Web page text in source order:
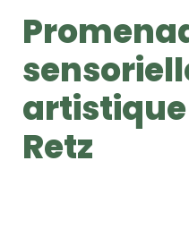
Retz